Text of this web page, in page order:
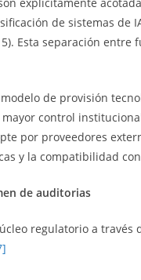
de sistemas de
Esta separación
de provisión
control
por proveedores
y la compatibilidad
de auditorias
regulatorio a